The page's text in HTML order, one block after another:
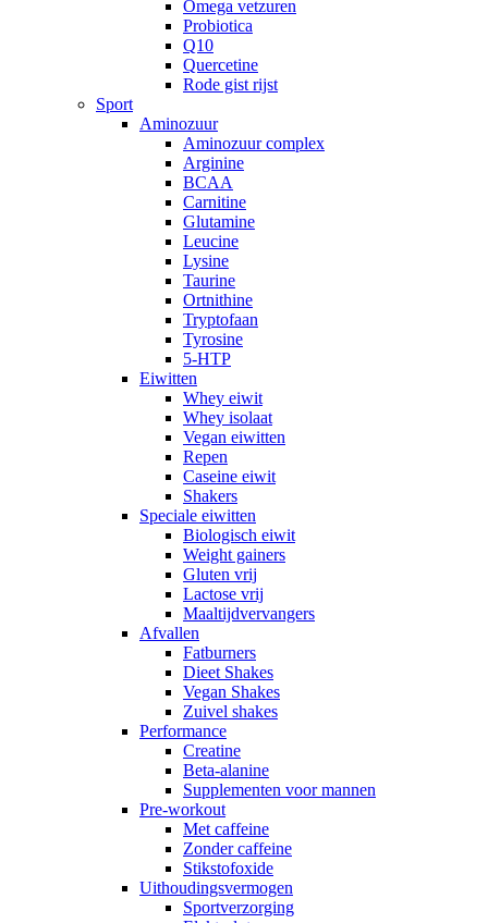
Omega vetzuren
Probiotica
Q10
Quercetine
Rode gist rijst
Sport
Aminozuur
Aminozuur complex
Arginine
BCAA
Carnitine
Glutamine
Leucine
Lysine
Taurine
Ortnithine
Tryptofaan
Tyrosine
5-HTP
Eiwitten
Whey eiwit
Whey isolaat
Vegan eiwitten
Repen
Caseine eiwit
Shakers
Speciale eiwitten
Biologisch eiwit
Weight gainers
Gluten vrij
Lactose vrij
Maaltijdvervangers
Afvallen
Fatburners
Dieet Shakes
Vegan Shakes
Zuivel shakes
Performance
Creatine
Beta-alanine
Supplementen voor mannen
Pre-workout
Met caffeine
Zonder caffeine
Stikstofoxide
Uithoudingsvermogen
Sportverzorging